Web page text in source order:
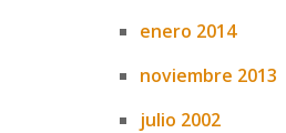
enero 2014
noviembre 2013
julio 2002